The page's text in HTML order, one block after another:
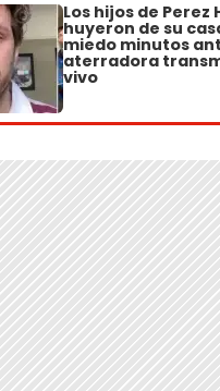
Los hijos de Perez
huyeron de su
miedo minutos
aterradora
vivo